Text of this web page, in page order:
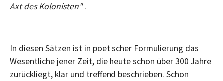
Axt des Kolonisten".
In diesen Sätzen ist in poetischer Formulierung das
Wesentliche jener Zeit, die heute schon über 300 Jahre
zurückliegt, klar und treffend beschrieben. Schon